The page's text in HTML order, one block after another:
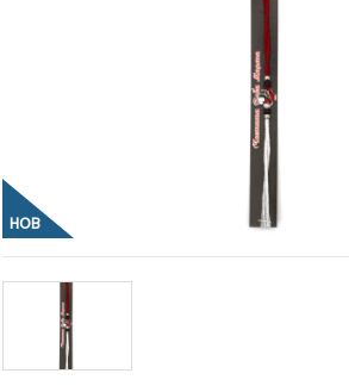
съгласие,
да
анализираме
трафика и
да
показваме
релевантно
съдържание
и реклами,
включително
НОВ